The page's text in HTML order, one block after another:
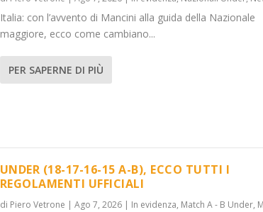
Italia: con l’avvento di Mancini alla guida della Nazionale
maggiore, ecco come cambiano...
PER SAPERNE DI PIÙ
UNDER (18-17-16-15 A-B), ECCO TUTTI I
REGOLAMENTI UFFICIALI
di Piero Vetrone | Ago 7, 2026| In evidenza, Match A - B Under,